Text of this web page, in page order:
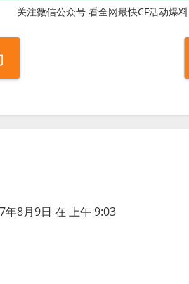
关注微信公众号 看全网最快CF活动爆料
年8月9日 在 上午 9:03